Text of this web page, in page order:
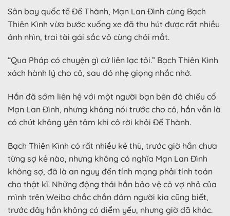
Sân bay quốc tế Đế Thành, Mạn Lan Đình cùng Bạch
Thiên Kình vừa bước xuống xe đã thu hút được rất nhiều
ánh nhìn, trai tài gái sắc vô cùng chói mắt.
“Qua Pháp có chuyện gì cứ liên lạc tôi.” Bạch Thiên Kình
xách hành lý cho cô, sau đó nhẹ giọng nhắc nhở.
Hắn đã sớm liên hệ với một người bạn bên đó chiếu cố
Mạn Lan Đình, nhưng không nói trước cho cô, hắn vẫn là
có chút không yên tâm khi cô rời khỏi Đế Thành.
Bạch Thiên Kình có rất nhiều kẻ thù, trước giờ hắn chưa
từng sợ kẻ nào, nhưng không có nghĩa Mạn Lan Đình
không sợ, đã là an nguy đến tính mạng phải tính toán
cho thật kĩ. Những động thái hắn bảo vệ cô vợ nhỏ của
mình trên Weibo chắc chắn đám người kia cũng biết,
trước đây hắn không có điểm yếu, nhưng giờ đã khác.